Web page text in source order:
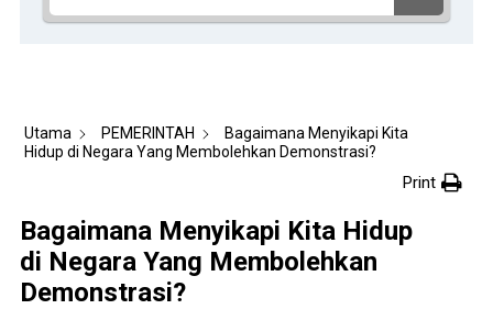
Utama PEMERINTAH
Bagaimana Menyikapi Kita
Hidup di Negara Yang Membolehkan Demonstrasi?
Print
Bagaimana Menyikapi Kita Hidup
di Negara Yang Membolehkan
Demonstrasi?